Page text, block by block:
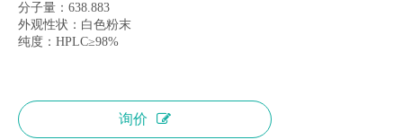
分子量：638.883
外观性状：白色粉末
纯度：HPLC≥98%
询价